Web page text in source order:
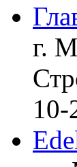
г.
10-